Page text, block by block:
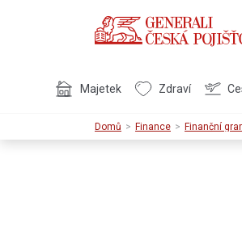
Majetek Zdraví
Domů Finance Finanční